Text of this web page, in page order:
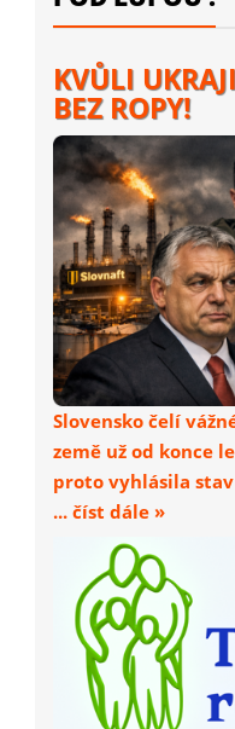
KVŮLI
BEZ ROPY!
Slovensko čelí
země už od konce
proto vyhlásila
... číst dále »